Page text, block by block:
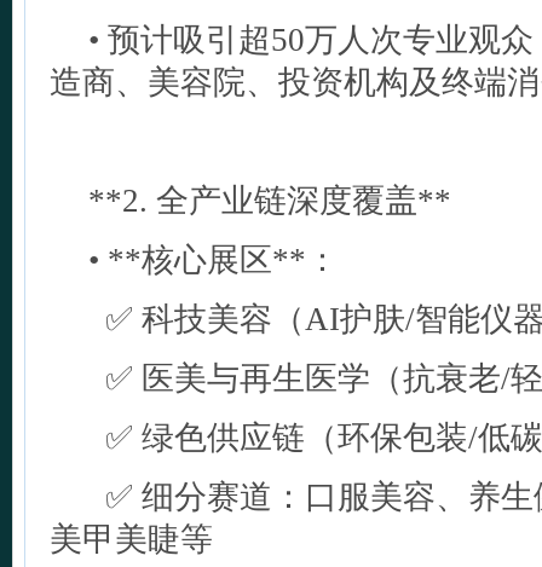
• 预计吸引超50万人次专业观
造商、美容院、投资机构及终端
**2. 全产业链深度覆盖**
• **核心展区**：
✅ 科技美容（AI护肤/智能仪
✅ 医美与再生医学（抗衰老/
✅ 绿色供应链（环保包装/低
✅ 细分赛道：口服美容、养
美甲美睫等